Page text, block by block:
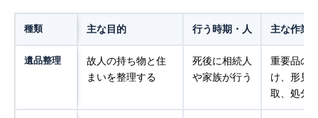
種類 主な目的 行う時期・人 主な作業
遺品整理
故人の持ち物と住
まいを整理する
死後に相続人
や家族が行う
重要品の
け、形見
取、処分